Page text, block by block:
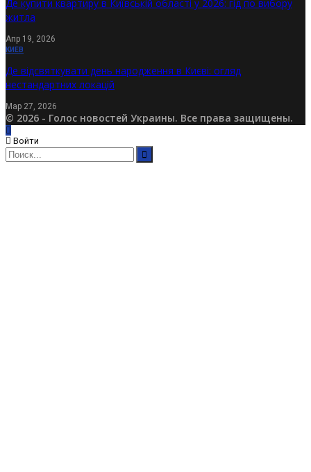
Де купити квартиру в Київській області у 2026: гід по вибору
житла
Апр 19, 2026
КИЕВ
Де відсвяткувати день народження в Києві: огляд
нестандартних локацій
Мар 27, 2026
© 2026 - Голос новостей Украины. Все права защищены.
Войти